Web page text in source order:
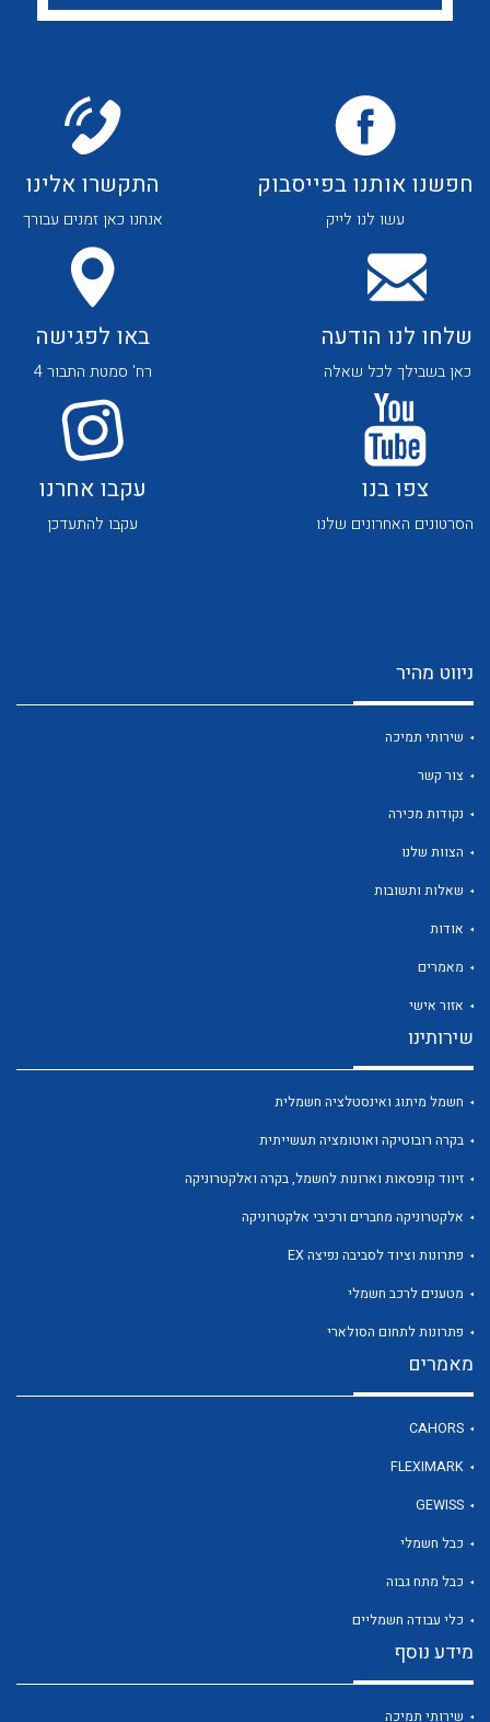
אודות
לכל מוצרי היצרן לכל מוצרי היצרן
לכל מוצרי היצרן לכל מוצרי היצרן
לכל מוצרי היצרן לכל מוצרי היצרן
לכל מוצרי היצרן
לכל מוצרי היצרן
לכל מוצרי היצרן
לכל מוצרי היצרן
חפשנו אותנו בפייסבוק
עשו לנו לייק
התקשרו אלינו
אנחנו כאן זמנים עבורך
שלחו לנו הודעה
כאן בשבילך לכל שאלה
באו לפגישה
רח' סמטת התבור 4
צפו בנו
הסרטונים האחרונים שלנו
עקבו אחרנו
עקבו להתעדכן
ניווט מהיר
שירותי תמיכה
צור קשר
נקודות מכירה
הצוות שלנו
שאלות ותשובות
אודות
מאמרים
אזור אישי
שירותינו
חשמל מיתוג ואינסטלציה חשמלית
בקרה רובוטיקה ואוטומציה תעשייתית
זיווד קופסאות וארונות לחשמל, בקרה ואלקטרוניקה
אלקטרוניקה מחברים ורכיבי אלקטרוניקה
פתרונות וציוד לסביבה נפיצה EX
מטענים לרכב חשמלי
פתרונות לתחום הסולארי
מאמרים
CAHORS
FLEXIMARK
GEWISS
כבל חשמלי
כבל מתח גבוה
כלי עבודה חשמליים
מידע נוסף
שירותי תמיכה